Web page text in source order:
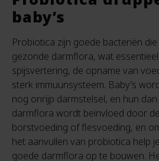
baby’s
Probiotica zijn goede bacteriën
gezonde darmflora, wat
spijsvertering, de opname van
sterk immuunsysteem. Baby’s
nog onrijp darmstelsel, en hun
darmflora wordt beïnvloed door
borstvoeding of flesvoeding, en
het aanvullen van probiotica help
goede darmflora op te bouwen.